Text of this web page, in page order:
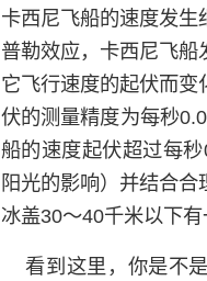
卡西尼飞船的速度发
普勒效应，卡西尼飞
它飞行速度的起伏而
伏的测量精度为每秒
船的速度起伏超过每秒
阳光的影响）并结合
冰盖30～40千米以下
看到这里，你是不